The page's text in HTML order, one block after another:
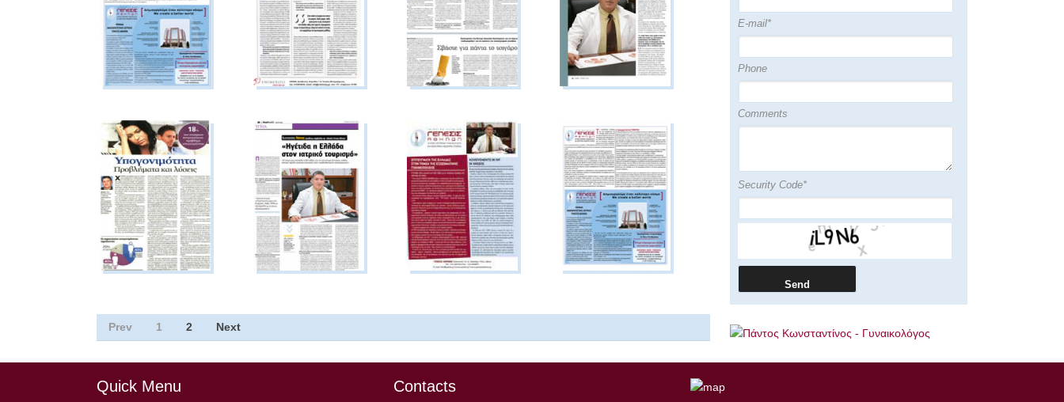
Prev 1 2 Next
Μαιευτήρα Δρ.
ΕΦΕΡΕ ΣΤΟ ΚΟΣΜΟ
ΧΡΟΝΙΑ
@MEGA
ΕΛΛΗΝΙΚΗ ΕΤΑΙΡΕΙΑ
ΑΜΕΡΙΚΗ ΕΝΑΝΑ
ΠΑΙΔΙ ΣΤΗΝ ΕΛΛΑΔΑ
@ANT1
ΕΡΧΟΝTAI ΣΤΗΝ
ΥΓΙΗ ΠΑΙΔΙΑ ΧΑΡΗ ΣΤΗ
@MEKEDONIA TV
E-mail*
Phone
Comments
Security Code*
Quick Menu Contacts